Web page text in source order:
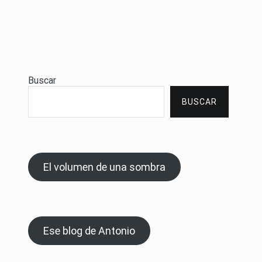
Buscar
BUSCAR
El volumen de una sombra
Ese blog de Antonio